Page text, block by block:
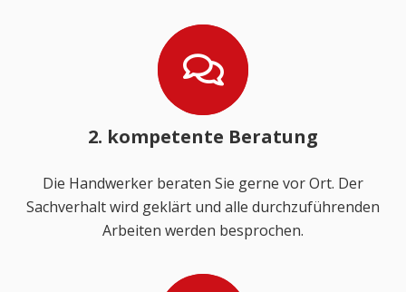
2. kompetente Beratung
Die Handwerker beraten Sie gerne vor Ort. Der
Sachverhalt wird geklärt und alle durchzuführenden
Arbeiten werden besprochen.